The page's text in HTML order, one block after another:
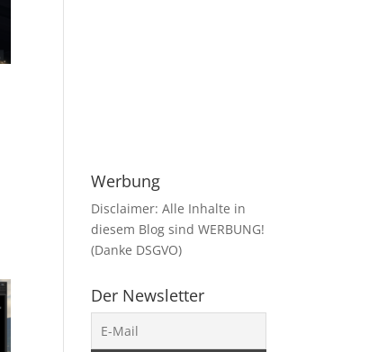
Werbung
Disclaimer: Alle Inhalte in
diesem Blog sind WERBUNG!
(Danke DSGVO)
Der Newsletter